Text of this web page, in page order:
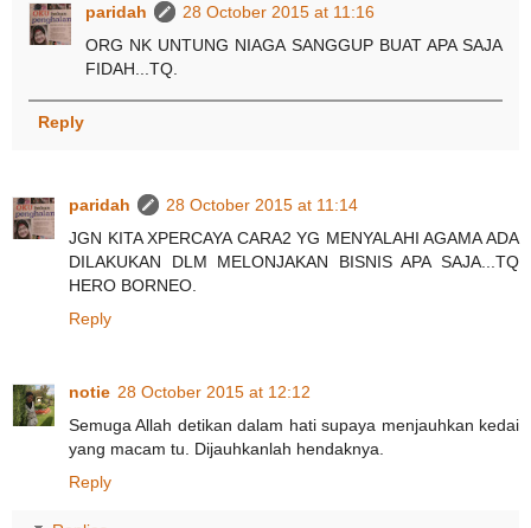
paridah
28 October 2015 at 11:16
ORG NK UNTUNG NIAGA SANGGUP BUAT APA SAJA
FIDAH...TQ.
Reply
paridah
28 October 2015 at 11:14
JGN KITA XPERCAYA CARA2 YG MENYALAHI AGAMA ADA
DILAKUKAN DLM MELONJAKAN BISNIS APA SAJA...TQ
HERO BORNEO.
Reply
notie 28 October 2015 at 12:12
Semuga Allah detikan dalam hati supaya menjauhkan kedai
yang macam tu. Dijauhkanlah hendaknya.
Reply